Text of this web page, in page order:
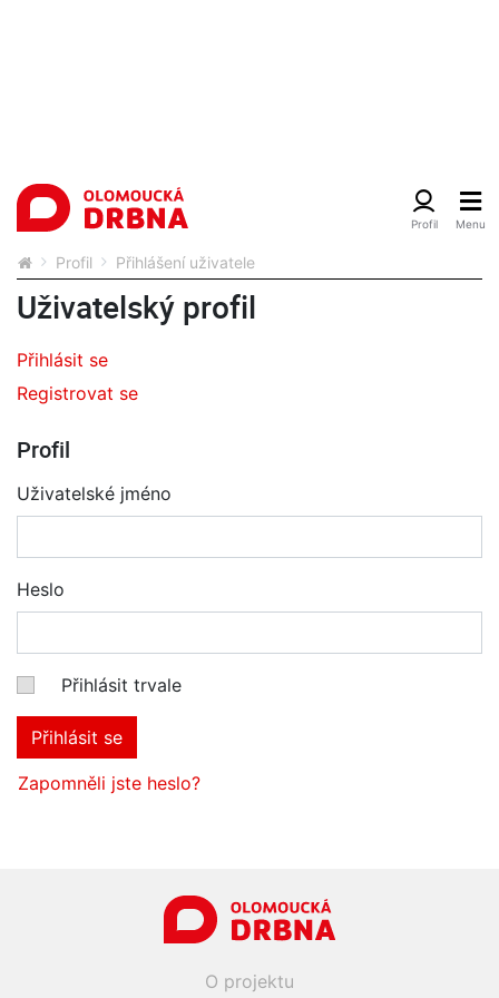
Profil Přihlášení uživatele
Uživatelský profil
Přihlásit se
Registrovat se
Profil
Uživatelské jméno
Heslo
Přihlásit trvale
Přihlásit se
Zapomněli jste heslo?
O projektu